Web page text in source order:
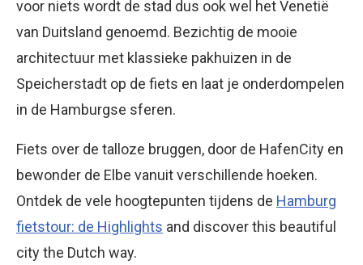
voor niets wordt de stad dus ook wel het Venetië
van Duitsland genoemd. Bezichtig de mooie
architectuur met klassieke pakhuizen in de
Speicherstadt op de fiets en laat je onderdompelen
in de Hamburgse sferen.
Fiets over de talloze bruggen, door de HafenCity en
bewonder de Elbe vanuit verschillende hoeken.
Ontdek de vele hoogtepunten tijdens de Hamburg
fietstour: de Highlights and discover this beautiful
city the Dutch way.